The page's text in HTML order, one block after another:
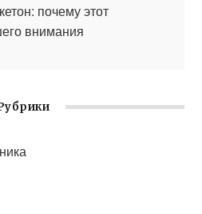
почему этот
внимания